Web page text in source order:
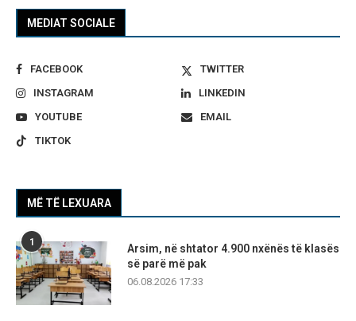
MEDIAT SOCIALE
FACEBOOK
TWITTER
INSTAGRAM
LINKEDIN
YOUTUBE
EMAIL
TIKTOK
MË TË LEXUARA
1
Arsim, në shtator 4.900 nxënës të klasës
së parë më pak
06.08.2026 17:33